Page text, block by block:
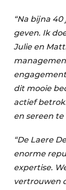
“Na bijna
geven. Ik
Julie en
dit mooie
actief
en sereen te
“De Laere
enorme
expertise.
vertrouwen